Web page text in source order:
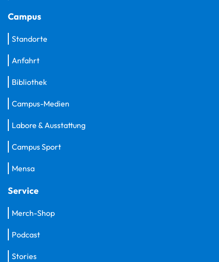
Campus
Standorte
Anfahrt
Bibliothek
Campus-Medien
Labore & Ausstattung
Campus Sport
Mensa
Service
Merch-Shop
Podcast
Stories